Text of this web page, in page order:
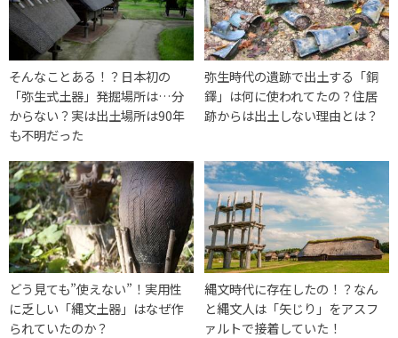
そんなことある！？日本初の
「弥生式土器」発掘場所は…分
からない？実は出土場所は90年
も不明だった
弥生時代の遺跡で出土する「銅
鐸」は何に使われてたの？住居
跡からは出土しない理由とは？
どう見ても”使えない”！実用性
に乏しい「縄文土器」はなぜ作
られていたのか？
縄文時代に存在したの！？なん
と縄文人は「矢じり」をアスフ
ァルトで接着していた！